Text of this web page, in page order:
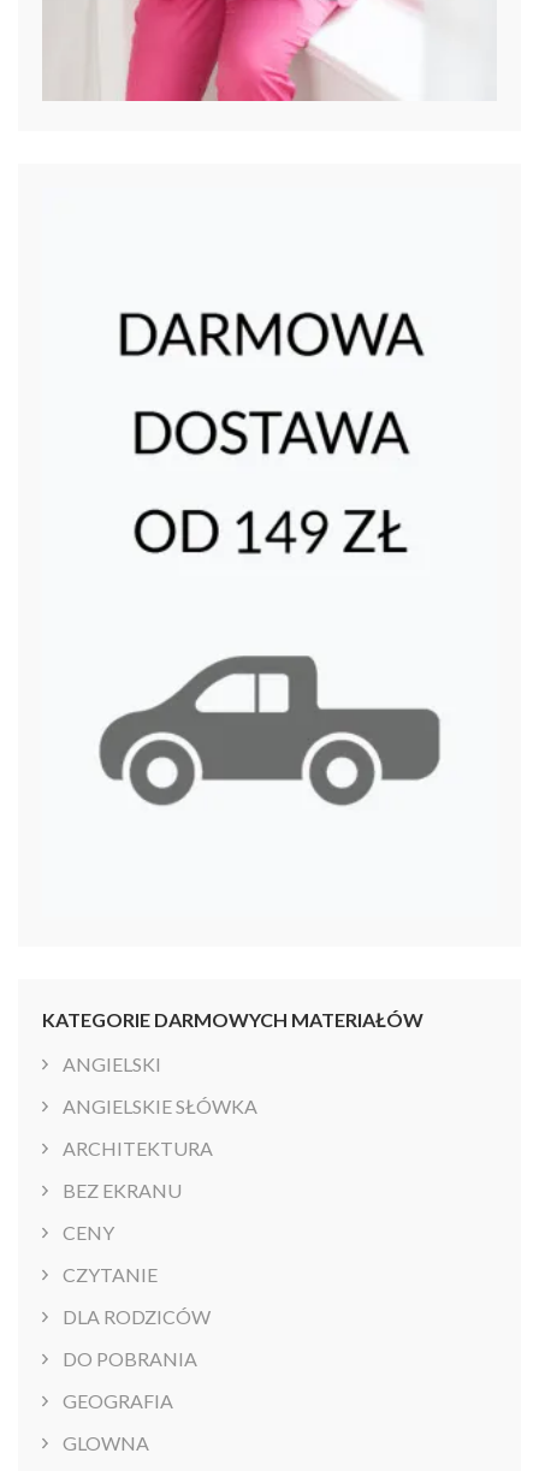
KATEGORIE DARMOWYCH MATERIAŁÓW
ANGIELSKI
ANGIELSKIE SŁÓWKA
ARCHITEKTURA
BEZ EKRANU
CENY
CZYTANIE
DLA RODZICÓW
DO POBRANIA
GEOGRAFIA
GLOWNA